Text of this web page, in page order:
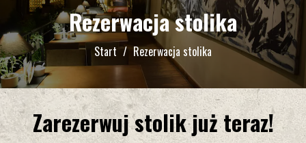
Rezerwacja stolika
Start Rezerwacja stolika
Zarezerwuj stolik już teraz!